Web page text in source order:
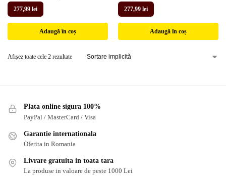
277,99 lei
Adaugă în coș
277,99 lei
Adaugă în coș
Afișez toate cele 2 rezultate
Plata online sigura 100%
PayPal / MasterCard / Visa
Garantie internationala
Oferita in Romania
Livrare gratuita in toata tara
La produse in valoare de peste 1000 Lei